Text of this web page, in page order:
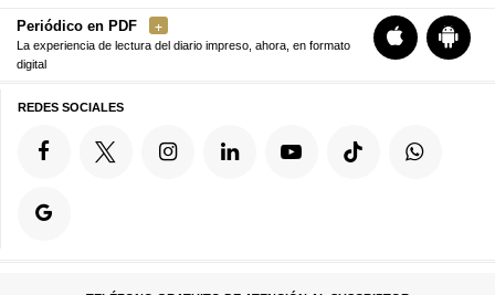
Periódico en PDF
La experiencia de lectura del diario impreso, ahora, en formato
digital
REDES SOCIALES